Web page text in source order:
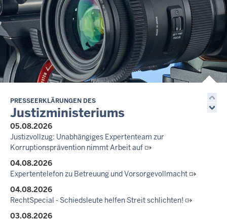
10.07.2026
Anerkennung für innovative Suizidpräventionsarbeit: JVA Köln
ausgezeichnet
14.07.2026
Justiz der Zukunft gemeinsam gestalten: Minister Limbach
zieht positive Bilanz des Projekts Zukunftswerkstatt Justiz
Nordrhein-Westfalen
Newsletter Juli 2026
30.06.2026
288 Anwärterinnen und Anwärter des Jahrgangs 2024/2026
der Justizvollzugsschule NRW geehrt
30.06.2026
RechtSpecial - Schiedsleute helfen Streit schlichten!
PRESSEERKLÄRUNGEN DES
Justizministeriums
05.08.2026
Justizvollzug: Unabhängiges Expertenteam zur
Korruptionsprävention nimmt Arbeit auf
04.08.2026
Expertentelefon zu Betreuung und Vorsorgevollmacht
04.08.2026
RechtSpecial - Schiedsleute helfen Streit schlichten!
03.08.2026